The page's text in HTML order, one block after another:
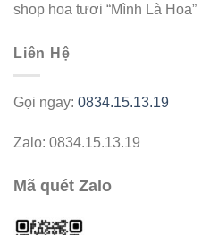
shop hoa tươi “Mình Là Hoa”
Liên Hệ
Gọi ngay: 0834.15.13.19
Zalo: 0834.15.13.19
Mã quét Zalo